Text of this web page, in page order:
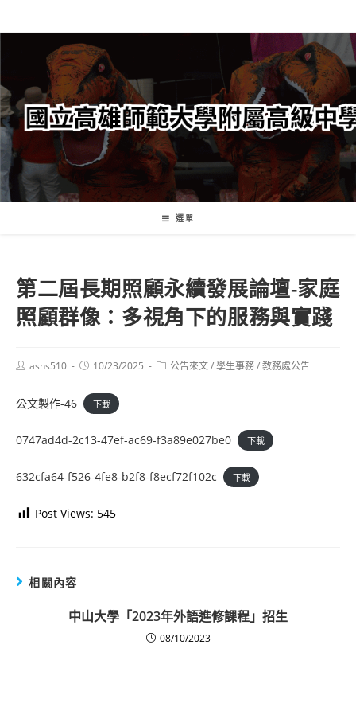
轉
要
內
容
選單
第二屆長期照顧永續發展論壇-家庭
照顧群像：多視角下的服務與實踐
Postashs510
Post10/23/2025
Post公告來文/學生事務/教務處公告
公文製作-46 下載
0747ad4d-2c13-47ef-ac69-f3a89e027be0 下載
632cfa64-f526-4fe8-b2f8-f8ecf72f102c 下載
Post Views: 545
相關內容
中山大學「2023年外語進修課程」招生
08/10/2023